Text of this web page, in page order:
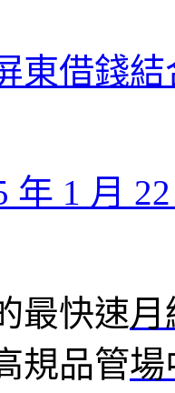
東借錢
年 1 月
最快速
規品管場